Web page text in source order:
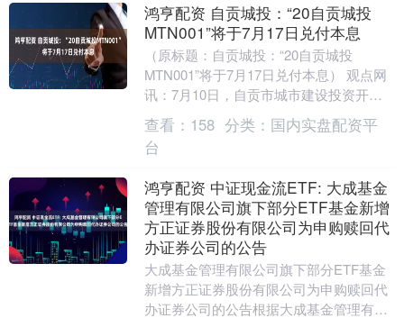
鸿亨配资 自贡城投：“20自贡城投
MTN001”将于7月17日兑付本息
（原标题：自贡城投：“20自贡城投
MTN001”将于7月17日兑付本息） 观点网
讯：7月10日，自贡市城市建设投资开发
集团有限公司发布2020年度第一期中期票
据....
查看： 158 分类： 国内实盘配资平
台
鸿亨配资 中证现金流ETF: 大成基金
管理有限公司旗下部分ETF基金新增
方正证券股份有限公司为申购赎回代
办证券公司的公告
大成基金管理有限公司旗下部分ETF基金
新增方正证券股份有限公司为申购赎回代
办证券公司的公告根据大成基金管理有限